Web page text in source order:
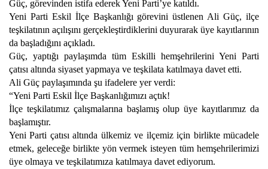
Güç, görevinden istifa ederek Yeni Parti’ye katıldı.
Yeni Parti Eskil İlçe Başkanlığı görevini üstlenen Ali Güç, ilçe
teşkilatının açılışını gerçekleştirdiklerini duyurarak üye kayıtlarının
da başladığını açıkladı.
Güç, yaptığı paylaşımda tüm Eskilli hemşehrilerini Yeni Parti
çatısı altında siyaset yapmaya ve teşkilata katılmaya davet etti.
Ali Güç paylaşımında şu ifadelere yer verdi:
“Yeni Parti Eskil İlçe Başkanlığımızı açtık!
İlçe teşkilatımız çalışmalarına başlamış olup üye kayıtlarımız da
başlamıştır.
Yeni Parti çatısı altında ülkemiz ve ilçemiz için birlikte mücadele
etmek, geleceğe birlikte yön vermek isteyen tüm hemşehrilerimizi
üye olmaya ve teşkilatımıza katılmaya davet ediyorum.